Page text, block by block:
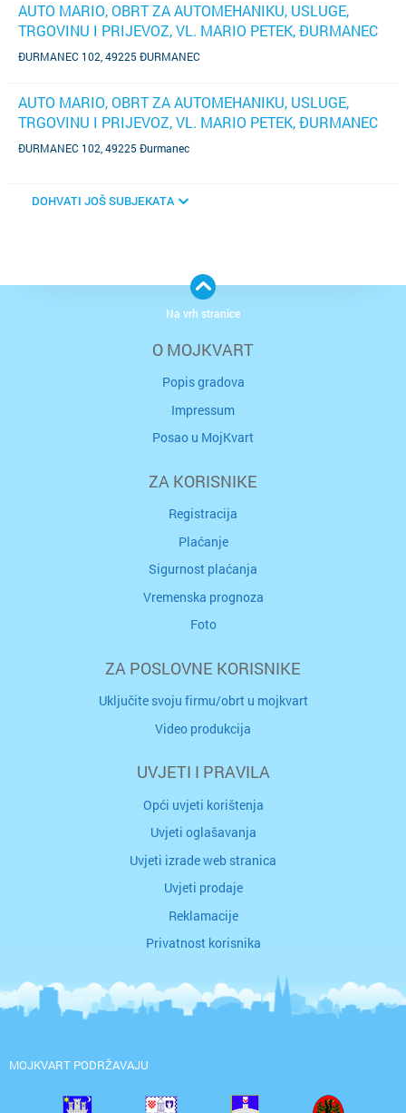
AUTO MARIO, OBRT ZA AUTOMEHANIKU, USLUGE,
TRGOVINU I PRIJEVOZ, VL. MARIO PETEK, ĐURMANEC
102.
ĐURMANEC 102, 49225 ĐURMANEC
AUTO MARIO, OBRT ZA AUTOMEHANIKU, USLUGE,
TRGOVINU I PRIJEVOZ, VL. MARIO PETEK, ĐURMANEC
102.
ĐURMANEC 102, 49225 Đurmanec
DOHVATI JOŠ SUBJEKATA
O MOJKVART
Popis gradova
Impressum
Posao u MojKvart
ZA KORISNIKE
Registracija
Plaćanje
Sigurnost plaćanja
Vremenska prognoza
Foto
ZA POSLOVNE KORISNIKE
Uključite svoju firmu/obrt u mojkvart
Video produkcija
UVJETI I PRAVILA
Opći uvjeti korištenja
Uvjeti oglašavanja
Uvjeti izrade web stranica
Uvjeti prodaje
Reklamacije
Privatnost korisnika
MOJKVART PODRŽAVAJU
Na vrh stranice